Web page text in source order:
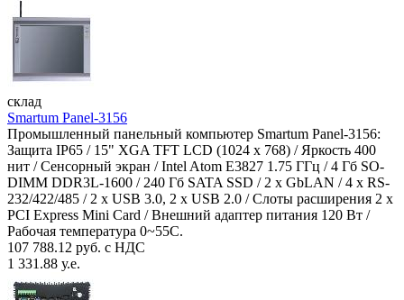
склад
Smartum Panel-3156
Промышленный панельный компьютер Smartum Panel-3156:
Защита IP65 / 15" XGA TFT LCD (1024 x 768) / Яркость 400
нит / Сенсорный экран / Intel Atom E3827 1.75 ГГц / 4 Гб SO-
DIMM DDR3L-1600 / 240 Гб SATA SSD / 2 x GbLAN / 4 x RS-
232/422/485 / 2 x USB 3.0, 2 x USB 2.0 / Слоты расширения 2 x
PCI Express Mini Card / Внешний адаптер питания 120 Вт /
Рабочая температура 0~55C.
107 788.12 руб. с НДС
1 331.88 у.е.